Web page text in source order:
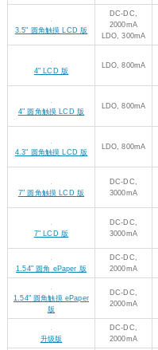
3.5" 圆角触摸 LCD 版
DC-DC,
2000mA
LDO, 300mA
4" LCD 版
LDO, 800mA
4" 圆角触摸 LCD 版
LDO, 800mA
4.3" 圆角触摸 LCD 版
LDO, 800mA
7" 圆角触摸 LCD 版
DC-DC,
3000mA
7" LCD 版
DC-DC,
3000mA
1.54" 圆角 ePaper 版
DC-DC,
2000mA
1.54" 圆角触摸 ePaper
版
DC-DC,
2000mA
升级版
DC-DC,
2000mA